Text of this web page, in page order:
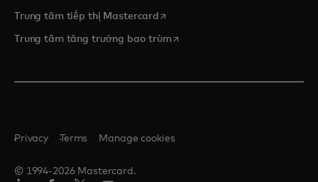
Trung tâm tiếp thị Mastercardopens in a new tab
Trung tâm tăng trưởng bao trùmopens in a new tab
© 1994-2026 Mastercard.
Privacy Terms Manage cookies